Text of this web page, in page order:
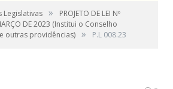
Legislativas »
PROJETO DE LEI Nº
DE 2023 (Institui o Conselho
outras providências) » P.L 008.23